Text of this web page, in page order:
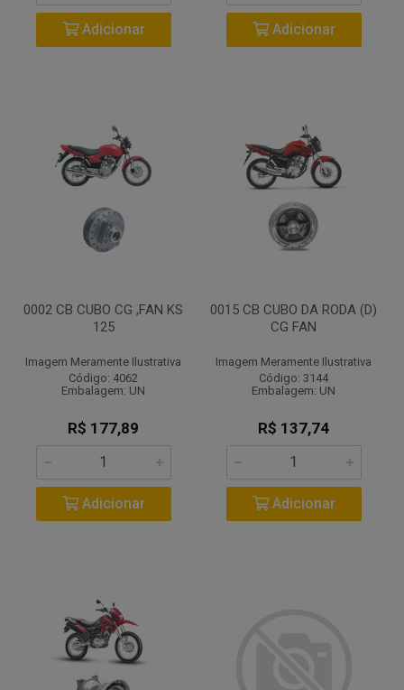
Adicionar Adicionar
0002 CB CUBO CG ,FAN KS
125
Imagem Meramente Ilustrativa
Código: 4062
Embalagem: UN
R$ 177,89
Adicionar
0015 CB CUBO DA RODA (D)
CG FAN
Imagem Meramente Ilustrativa
Código: 3144
Embalagem: UN
R$ 137,74
Adicionar